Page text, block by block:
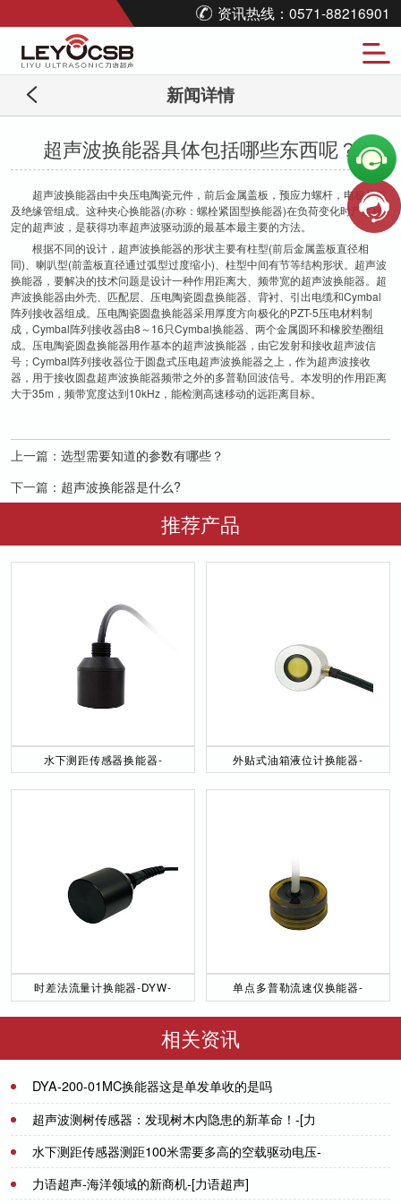
资讯热线：0571-88216901
新闻详情
超声波换能器具体包括哪些东西呢？
超声波换能器由中央压电陶瓷元件，前后金属盖板，预应力螺杆，电极片以
及绝缘管组成。这种夹心换能器(亦称：螺栓紧固型换能器)在负荷变化时产生稳
定的超声波，是获得功率超声波驱动源的最基本最主要的方法。
根据不同的设计，超声波换能器的形状主要有柱型(前后金属盖板直径相
同)、喇叭型(前盖板直径通过弧型过度缩小)、柱型中间有节等结构形状。超声波
换能器，要解决的技术问题是设计一种作用距离大、频带宽的超声波换能器。超
声波换能器由外壳、匹配层、压电陶瓷圆盘换能器、背衬、引出电缆和Cymbal
阵列接收器组成。压电陶瓷圆盘换能器采用厚度方向极化的PZT-5压电材料制
成，Cymbal阵列接收器由8～16只Cymbal换能器、两个金属圆环和橡胶垫圈组
成。压电陶瓷圆盘换能器用作基本的超声波换能器，由它发射和接收超声波信
号；Cymbal阵列接收器位于圆盘式压电超声波换能器之上，作为超声波接收
器，用于接收圆盘超声波换能器频带之外的多普勒回波信号。本发明的作用距离
大于35m，频带宽度达到10kHz，能检测高速移动的远距离目标。
上一篇： 选型需要知道的参数有哪些？
下一篇： 超声波换能器是什么?
推荐产品
水下测距传感器换能器-
外贴式油箱液位计换能器-
时差法流量计换能器-DYW-
单点多普勒流速仪换能器-
相关资讯
DYA-200-01MC换能器这是单发单收的是吗
超声波测树传感器：发现树木内隐患的新革命！-[力
语超声]
水下测距传感器测距100米需要多高的空载驱动电压-
[力语超声]
力语超声-海洋领域的新商机-[力语超声]